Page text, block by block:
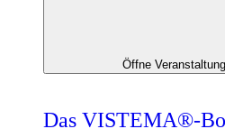
Öffne
Das VISTEMA®-